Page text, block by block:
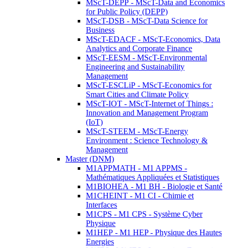
MScT-DEPP - MScT-Data and Economics
for Public Policy (DEPP)
MScT-DSB - MScT-Data Science for
Business
MScT-EDACF - MScT-Economics, Data
Analytics and Corporate Finance
MScT-EESM - MScT-Environmental
Engineering and Sustainability
Management
MScT-ESCLiP - MScT-Economics for
Smart Cities and Climate Policy
MScT-IOT - MScT-Internet of Things :
Innovation and Management Program
(IoT)
MScT-STEEM - MScT-Energy
Environment : Science Technology &
Management
Master (DNM)
M1APPMATH - M1 APPMS -
Mathématiques Appliquées et Statistiques
M1BIOHEA - M1 BH - Biologie et Santé
M1CHEINT - M1 CI - Chimie et
Interfaces
M1CPS - M1 CPS - Système Cyber
Physique
M1HEP - M1 HEP - Physique des Hautes
Energies